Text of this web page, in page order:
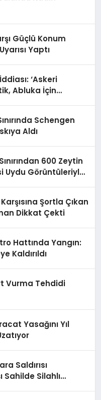
Güçlü Konum
Yaptı
‘Askeri
Abluka İçin
Schengen
Aldı
600 Zeytin
Uydu Görüntüleriyle
Şortla Çıkan
Dikkat Çekti
Hattında Yangın:
Kaldırıldı
Vurma Tehdidi
Yasağını Yıl
Saldırısı
Sahilde Silahlı